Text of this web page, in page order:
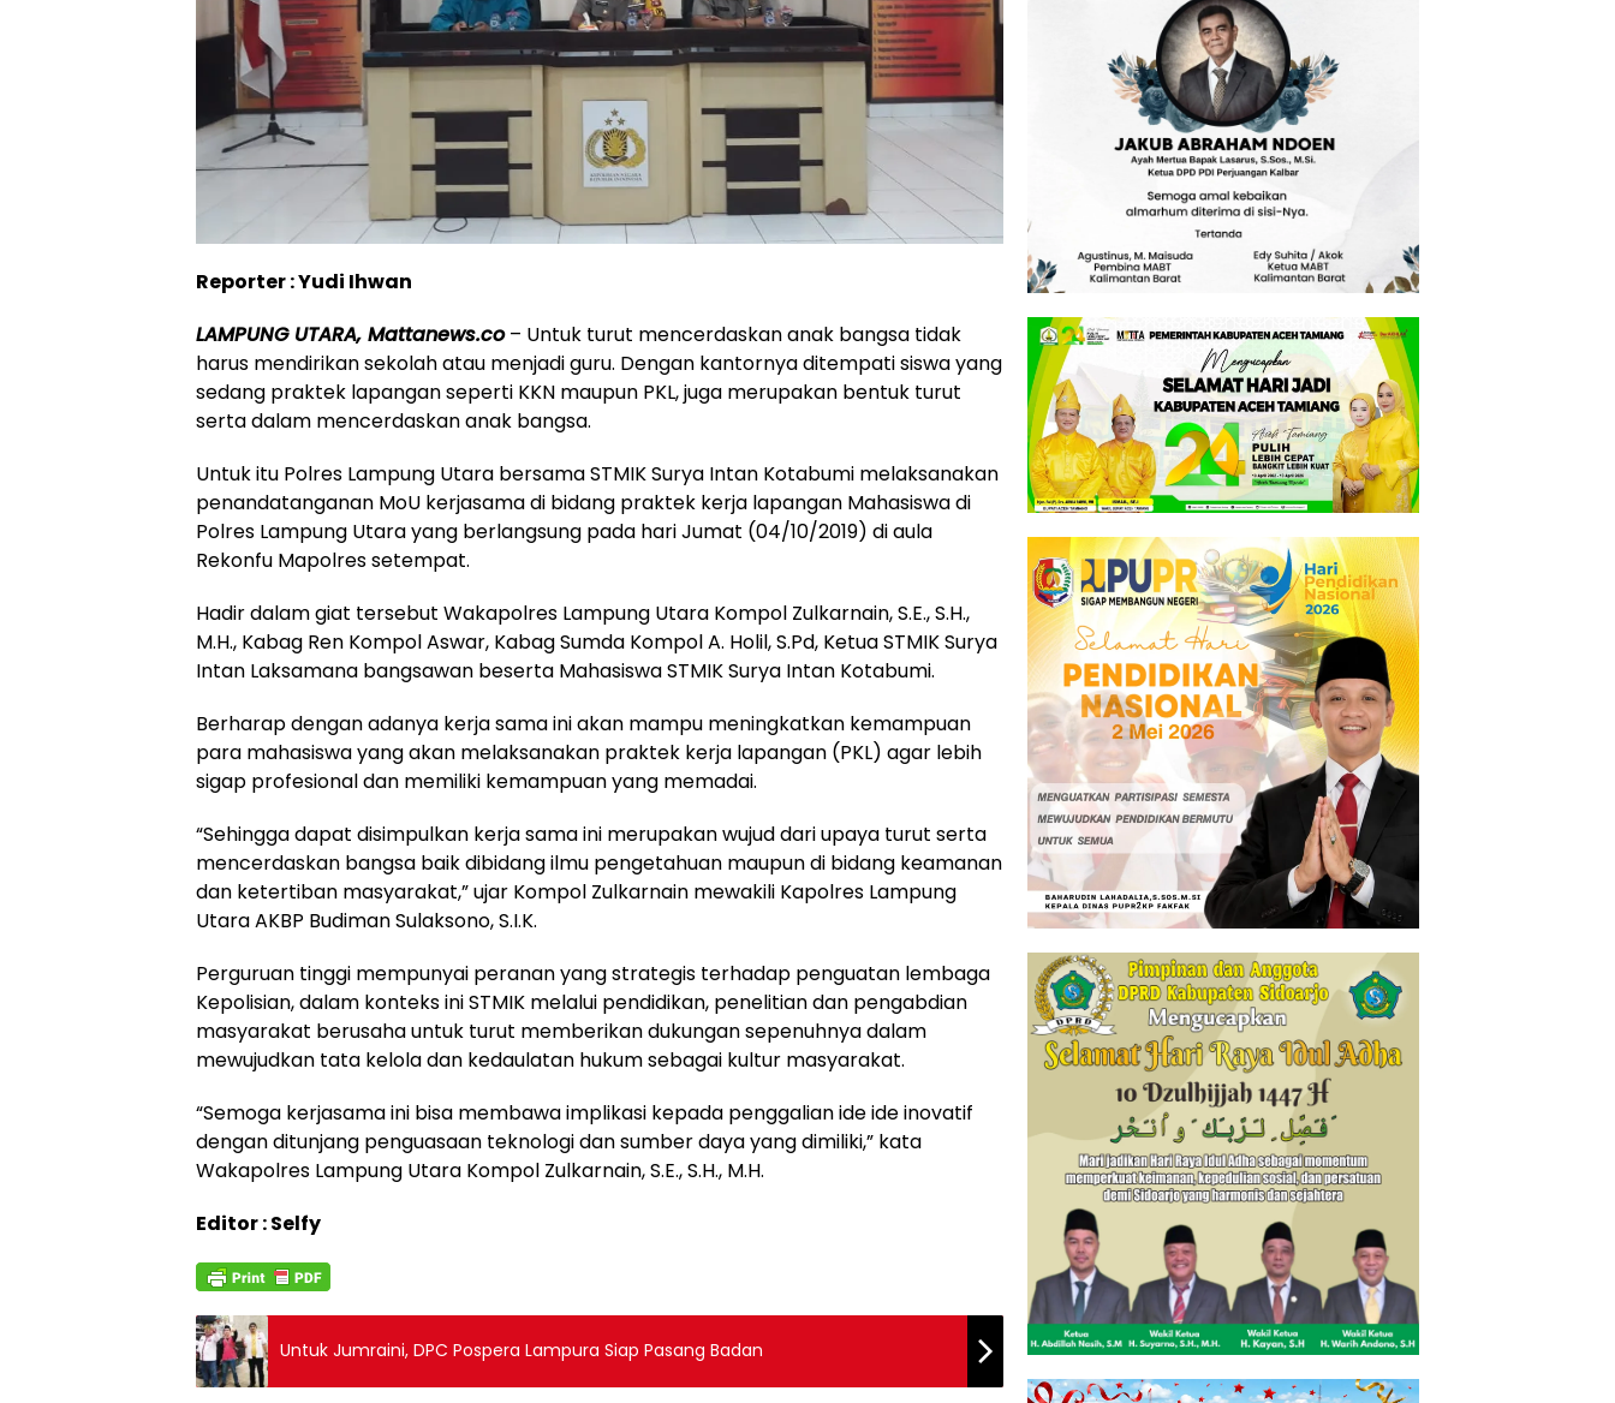
Reporter : Yudi Ihwan
LAMPUNG UTARA, Mattanews.co– Untuk turut mencerdaskan anak bangsa tidak
harus mendirikan sekolah atau menjadi guru. Dengan kantornya ditempati siswa yang
sedang praktek lapangan seperti KKN maupun PKL, juga merupakan bentuk turut
serta dalam mencerdaskan anak bangsa.
Untuk itu Polres Lampung Utara bersama STMIK Surya Intan Kotabumi melaksanakan
penandatanganan MoU kerjasama di bidang praktek kerja lapangan Mahasiswa di
Polres Lampung Utara yang berlangsung pada hari Jumat (04/10/2019) di aula
Rekonfu Mapolres setempat.
Hadir dalam giat tersebut Wakapolres Lampung Utara Kompol Zulkarnain, S.E., S.H.,
M.H., Kabag Ren Kompol Aswar, Kabag Sumda Kompol A. Holil, S.Pd, Ketua STMIK Surya
Intan Laksamana bangsawan beserta Mahasiswa STMIK Surya Intan Kotabumi.
Berharap dengan adanya kerja sama ini akan mampu meningkatkan kemampuan
para mahasiswa yang akan melaksanakan praktek kerja lapangan (PKL) agar lebih
sigap profesional dan memiliki kemampuan yang memadai.
“Sehingga dapat disimpulkan kerja sama ini merupakan wujud dari upaya turut serta
mencerdaskan bangsa baik dibidang ilmu pengetahuan maupun di bidang keamanan
dan ketertiban masyarakat,” ujar Kompol Zulkarnain mewakili Kapolres Lampung
Utara AKBP Budiman Sulaksono, S.I.K.
Perguruan tinggi mempunyai peranan yang strategis terhadap penguatan lembaga
Kepolisian, dalam konteks ini STMIK melalui pendidikan, penelitian dan pengabdian
masyarakat berusaha untuk turut memberikan dukungan sepenuhnya dalam
mewujudkan tata kelola dan kedaulatan hukum sebagai kultur masyarakat.
“Semoga kerjasama ini bisa membawa implikasi kepada penggalian ide ide inovatif
dengan ditunjang penguasaan teknologi dan sumber daya yang dimiliki,” kata
Wakapolres Lampung Utara Kompol Zulkarnain, S.E., S.H., M.H.
Editor : Selfy
Untuk Jumraini, DPC Pospera Lampura Siap Pasang Badan